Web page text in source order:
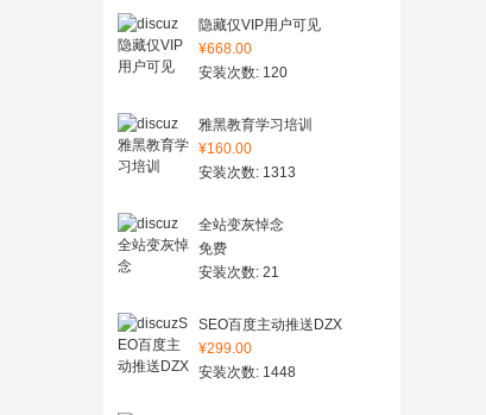
隐藏仅VIP用户可见
¥668.00
安装次数: 120
雅黑教育学习培训
¥160.00
安装次数: 1313
全站变灰悼念
免费
安装次数: 21
SEO百度主动推送DZX
¥299.00
安装次数: 1448